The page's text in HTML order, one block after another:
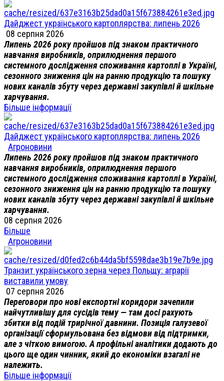
Дайджест українського картоплярства: липень 2026
08 серпня 2026
Липень 2026 року пройшов під знаком практичного
навчання виробників, оприлюднення першого
системного дослідження споживання картоплі в Україні,
сезонного зниження цін на ранню продукцію та пошуку
нових каналів збуту через державні закупівлі й шкільне
харчування.
Більше інформації
Дайджест українського картоплярства: липень 2026
Агроновини
Липень 2026 року пройшов під знаком практичного
навчання виробників, оприлюднення першого
системного дослідження споживання картоплі в Україні,
сезонного зниження цін на ранню продукцію та пошуку
нових каналів збуту через державні закупівлі й шкільне
харчування.
08 серпня 2026
Більше
Агроновини
Транзит українського зерна через Польщу: аграрії
виставили умову
07 серпня 2026
Переговори про нові експортні коридори зачепили
найчутливішу для сусідів тему — там досі рахують
збитки від подій трирічної давнини. Позиція галузевої
організації сформульована без відмови від підтримки,
але з чіткою вимогою. А профільні аналітики додають до
цього ще один чинник, який до економіки взагалі не
належить.
Більше інформації